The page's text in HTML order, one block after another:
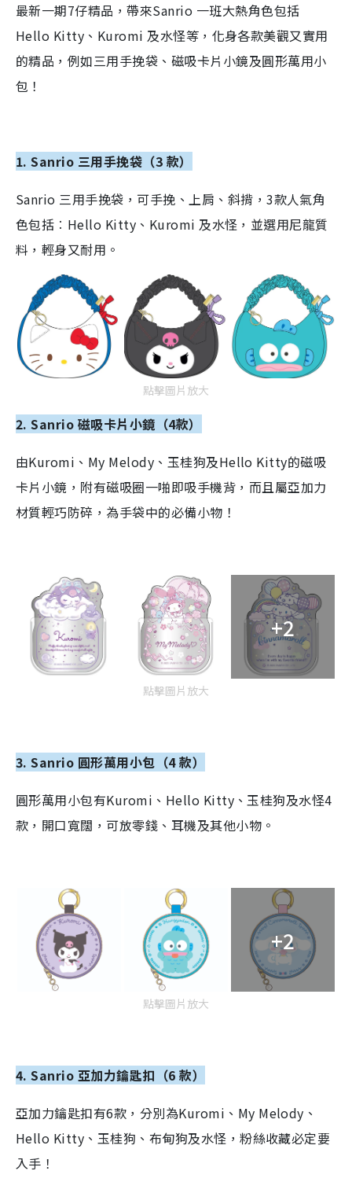
最新一期7仔精品，帶來Sanrio 一班大熱角色包括
Hello Kitty、Kuromi 及水怪等，化身各款美觀又實用
的精品，例如三用手挽袋、磁吸卡片小鏡及圓形萬用小
包！
1. Sanrio 三用手挽袋（3 款）
Sanrio 三用手挽袋，可手挽、上肩、斜揹，3款人氣角
色包括︰Hello Kitty、Kuromi 及水怪，並選用尼龍質
料，輕身又耐用。
點擊圖片放大
2. Sanrio 磁吸卡片小鏡（4款）
由Kuromi、My Melody、玉桂狗及Hello Kitty的磁吸
卡片小鏡，附有磁吸圈一啪即吸手機背，而且屬亞加力
材質輕巧防碎，為手袋中的必備小物！
+2
點擊圖片放大
3. Sanrio 圓形萬用小包（4 款）
圓形萬用小包有Kuromi、Hello Kitty、玉桂狗及水怪4
款，開口寬闊，可放零錢、耳機及其他小物。
+2
點擊圖片放大
4. Sanrio 亞加力鑰匙扣（6 款）
亞加力鑰匙扣有6款，分別為Kuromi、My Melody、
Hello Kitty、玉桂狗、布甸狗及水怪，粉絲收藏必定要
入手！